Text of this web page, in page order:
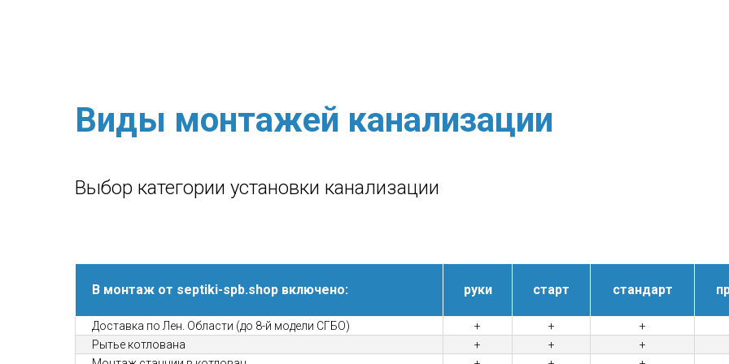
Виды монтажей канализации
Выбор категории установки канализации
В монтаж от septiki-spb.shop включено: руки старт стандарт
Доставка по Лен. Области (до 8-й модели СГБО) + + +
Рытье котлована
+ + +